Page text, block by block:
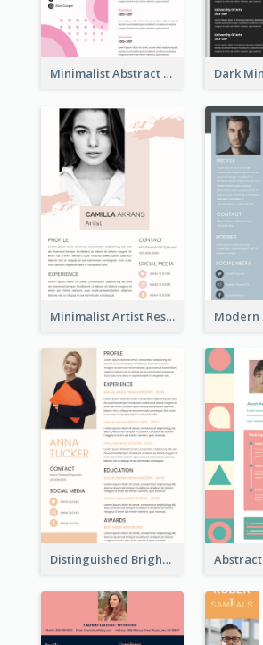
Minimalist Abstract Pink Resume
Minimalist Artist Resume
Distinguished Bright College Student Resume